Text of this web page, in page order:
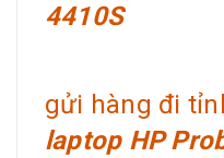
4410S
gửi hàng đi
laptop HP